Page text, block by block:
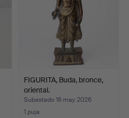
FIGURITA, Buda, bronce,
oriental.
Subastado 16 may 2026
1 puja